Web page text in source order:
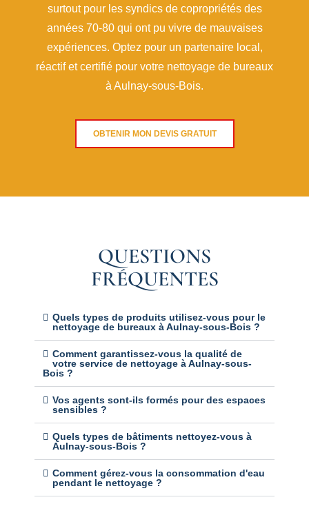
surtout pour les syndics de copropriétés des
années 70-80 qui ont pu vivre de mauvaises
expériences. Optez pour un partenaire local,
réactif et certifié pour votre nettoyage de bureaux
à Aulnay-sous-Bois.
OBTENIR MON DEVIS GRATUIT
QUESTIONS
FRÉQUENTES
Quels types de produits utilisez-vous pour le
nettoyage de bureaux à Aulnay-sous-Bois ?
Comment garantissez-vous la qualité de
votre service de nettoyage à Aulnay-sous-
Bois ?
Vos agents sont-ils formés pour des espaces
sensibles ?
Quels types de bâtiments nettoyez-vous à
Aulnay-sous-Bois ?
Comment gérez-vous la consommation d'eau
pendant le nettoyage ?